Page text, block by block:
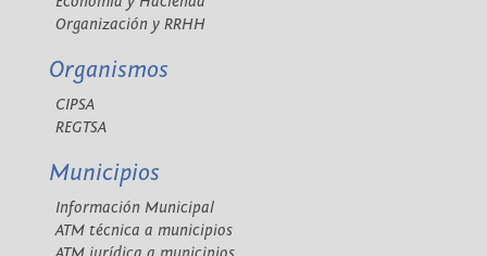
Organización y RRHH
Organismos
CIPSA
REGTSA
Municipios
Información Municipal
ATM técnica a municipios